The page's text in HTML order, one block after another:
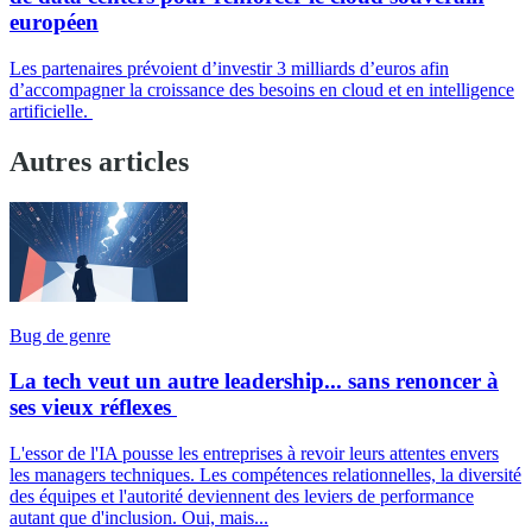
européen
Les partenaires prévoient d’investir 3 milliards d’euros afin
d’accompagner la croissance des besoins en cloud et en intelligence
artificielle.
Autres articles
Bug de genre
La tech veut un autre leadership... sans renoncer à
ses vieux réflexes
L'essor de l'IA pousse les entreprises à revoir leurs attentes envers
les managers techniques. Les compétences relationnelles, la diversité
des équipes et l'autorité deviennent des leviers de performance
autant que d'inclusion. Oui, mais...